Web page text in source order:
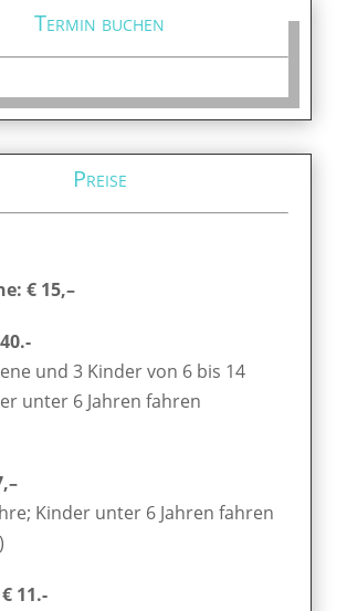
Termin buchen
Preise
€ 15,–
und 3 Kinder von 6 bis 14
unter 6 Jahren fahren
Kinder unter 6 Jahren fahren
11.-